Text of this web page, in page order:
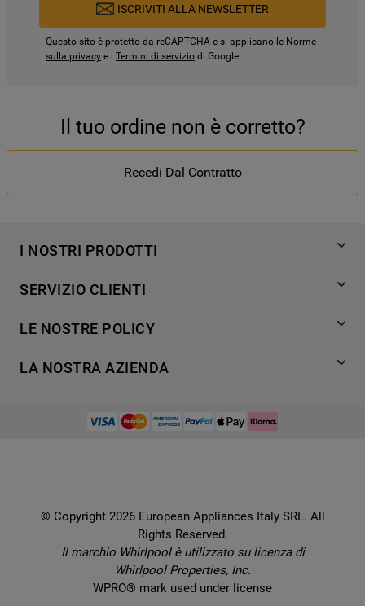
ISCRIVITI ALLA NEWSLETTER
Questo sito è protetto da reCAPTCHA e si applicano le Norme
sulla privacy e i Termini di servizio di Google.
Il tuo ordine non è corretto?
Recedi Dal Contratto
I NOSTRI PRODOTTI
Refrigerazione
Cottura
Aria condizionata
Ricette
SERVIZIO CLIENTI
Supporto
Contatti
Service locator
Domande frequenti
Sul sicuro
LE NOSTRE POLICY
Cookie Policy
Etichette energetiche e schede prodotto
Codice etico
Dichiarazione di accessibilità
Preferenze Cookie
LA NOSTRA AZIENDA
Lavora con noi
© Copyright 2026 European Appliances Italy SRL. All
Rights Reserved.
Il marchio Whirlpool è utilizzato su licenza di
Whirlpool Properties, Inc.
WPRO® mark used under license